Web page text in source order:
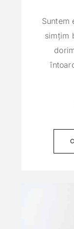
Suntem
simţim